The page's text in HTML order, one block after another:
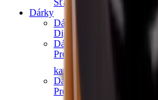
Šťávy
Další
Dárky
Dárkové poukazy
Digitální dárkový poukaz
Dárky pro muže
Pro tátu
kamaráda
Další
Dárky pro ženy
Pro maminku